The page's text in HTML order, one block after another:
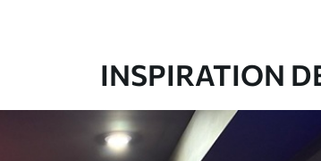
de design UwallsINSPIRATION